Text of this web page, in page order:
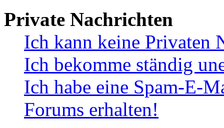
Private Nachrichten
Ich kann keine Privaten
Ich bekomme ständig
Ich habe eine Spam-E-
Forums erhalten!